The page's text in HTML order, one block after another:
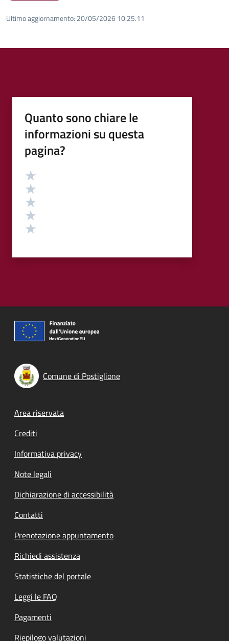
Ultimo aggiornamento: 20/05/2026 10:25.11
Quanto sono chiare le
informazioni su questa
pagina?
Valutazione
Comune di Postiglione
Footer menu
Area riservata
Crediti
Informativa privacy
Note legali
Dichiarazione di accessibilità
Contatti
Prenotazione appuntamento
Richiedi assistenza
Statistiche del portale
Leggi le FAQ
Pagamenti
Riepilogo valutazioni